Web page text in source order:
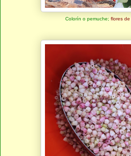
Colorín o pemuche; flores de